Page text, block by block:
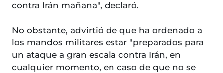
contra Irán mañana", declaró.
No obstante, advirtió de que ha ordenado a
los mandos militares estar "preparados para
un ataque a gran escala contra Irán, en
cualquier momento, en caso de que no se